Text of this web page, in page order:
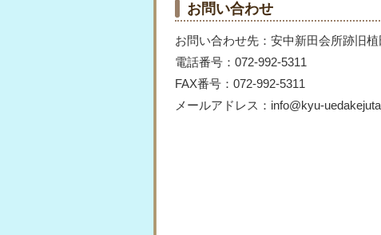
お問い合わせ
お問い合わせ先：安中新田会所跡旧
電話番号：072-992-5311
FAX番号：072-992-5311
メールアドレス：info@kyu-